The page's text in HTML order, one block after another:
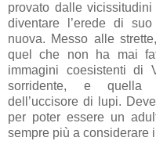
provato dalle
diventare l’erede di
nuova. Messo alle
quel che non ha mai
immagini coesistenti di
sorridente, e quella
dell’uccisore di lupi.
per poter essere un
sempre più a considerare il